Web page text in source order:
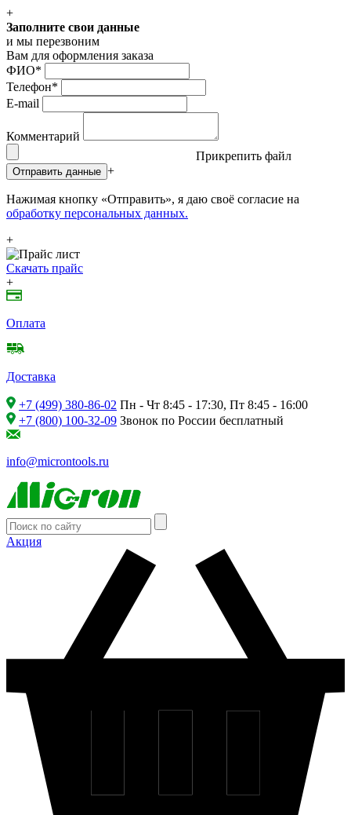
+
Заполните свои данные
и мы перезвоним
Вам для оформления заказа
ФИО*
Телефон*
E-mail
Комментарий
Прикрепить файл
Отправить данные +
Нажимая кнопку «Отправить», я даю своё согласие на
обработку персональных данных.
+
Скачать прайс
+
Оплата
Доставка
+7 (499) 380-86-02 Пн - Чт 8:45 - 17:30, Пт 8:45 - 16:00
+7 (800) 100-32-09 Звонок по России бесплатный
info@microntools.ru
Акция